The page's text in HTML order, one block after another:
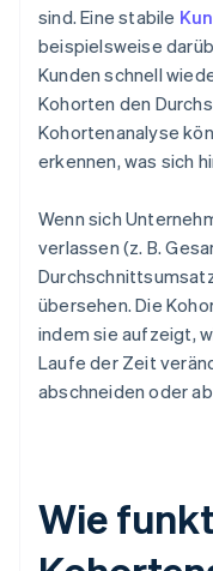
sind. Eine stabile
beispielsweise
Kunden schnell
Kohorten den
Kohortenanalyse
erkennen, was sich
Wenn sich
verlassen (z. B.
übersehen. Die
indem sie aufzeigt,
Laufe der Zeit
abschneiden oder
Wie